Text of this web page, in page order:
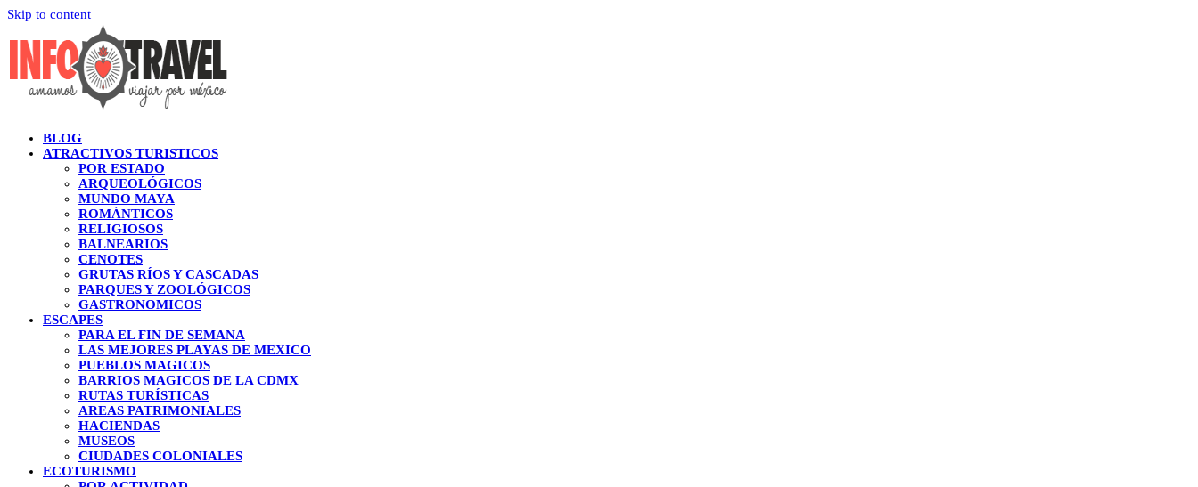
Skip to content
BLOG
ATRACTIVOS TURISTICOS
POR ESTADO
ARQUEOLÓGICOS
MUNDO MAYA
ROMÁNTICOS
RELIGIOSOS
BALNEARIOS
CENOTES
GRUTAS RÍOS Y CASCADAS
PARQUES Y ZOOLÓGICOS
GASTRONOMICOS
ESCAPES
PARA EL FIN DE SEMANA
LAS MEJORES PLAYAS DE MEXICO
PUEBLOS MAGICOS
BARRIOS MAGICOS DE LA CDMX
RUTAS TURÍSTICAS
AREAS PATRIMONIALES
HACIENDAS
MUSEOS
CIUDADES COLONIALES
ECOTURISMO